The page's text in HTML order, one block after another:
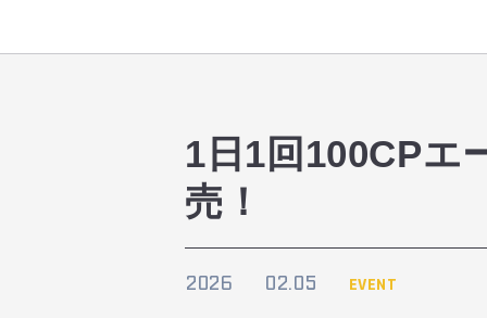
1日1回100CPエ
売！
2026 02.05 EVENT